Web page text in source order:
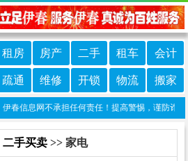
租房 房产 二手 租车 会计
疏通 维修 开锁 物流 搬家
信息网不承担任何责任！提高警惕，谨防诈骗
二手买卖 >> 家电